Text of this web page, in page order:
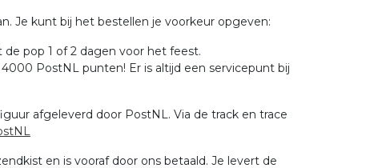
Je kunt bij het bestellen je voorkeur opgeven:
de pop 1 of 2 dagen voor het feest.
PostNL punten! Er is altijd een servicepunt bij
afgeleverd door PostNL. Via de track en trace
en is vooraf door ons betaald. Je levert de